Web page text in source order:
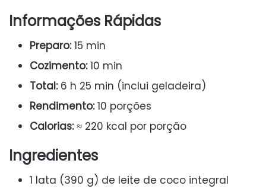
Informações Rápidas
Preparo:15 min
Cozimento:10 min
Total:6 h 25 min (inclui geladeira)
Rendimento:10 porções
Calorias:≈ 220 kcal por porção
Ingredientes
1 lata (390 g) de leite de coco integral